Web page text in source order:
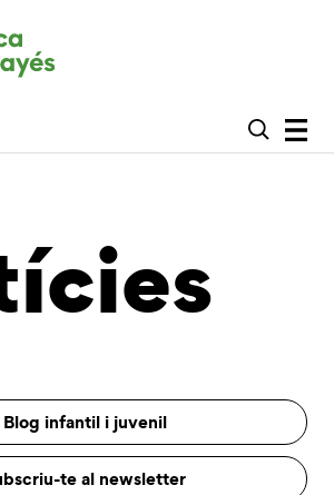
Blog infantil i juvenil
te al newsletter